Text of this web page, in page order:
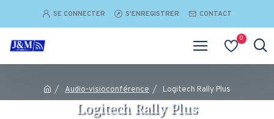
SE CONNECTER S'ENREGISTRER CONTACT
0
Audio-visioconférence Logitech Rally Plus
Logitech Rally Plus